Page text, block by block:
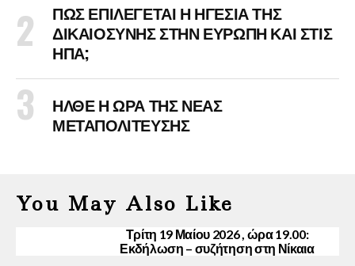
ΠΩΣ ΕΠΙΛΕΓΕΤΑΙ Η ΗΓΕΣΙΑ ΤΗΣ
ΔΙΚΑΙΟΣΥΝΗΣ ΣΤΗΝ ΕΥΡΩΠΗ ΚΑΙ ΣΤΙΣ
ΗΠΑ;
ΗΛΘΕ Η ΩΡΑ ΤΗΣ ΝΕΑΣ
ΜΕΤΑΠΟΛΙΤΕΥΣΗΣ
You May Also Like
Τρίτη 19 Μαίου 2026 , ώρα 19.00:
Εκδήλωση – συζήτηση στη Νίκαια